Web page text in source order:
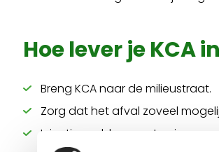
Hoe lever je KCA
Breng KCA naar de milieustraat.
Zorg dat het afval zoveel
Injectienaalden moeten in een